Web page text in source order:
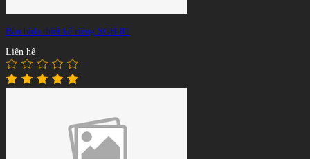
Bàn bida thiết kế riêng SGB-81
Liên hệ